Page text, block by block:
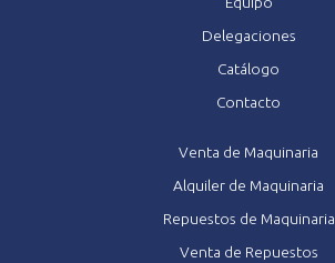
Delegaciones
Catálogo
Contacto
Venta de Maquinaria
Alquiler de Maquinaria
Repuestos de Maquinaria
Venta de Repuestos